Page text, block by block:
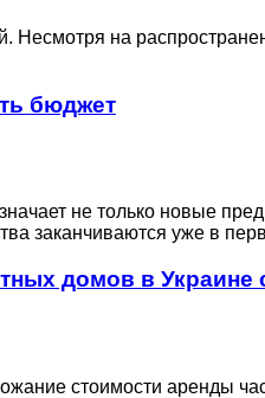
Несмотря на
бюджет
не только новые
заканчиваются уже в
домов в Украине
стоимости аренды